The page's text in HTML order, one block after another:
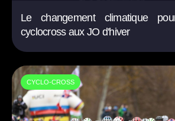
Le changement climatique
cyclocross aux JO d'hiver
CYCLO-CROSS